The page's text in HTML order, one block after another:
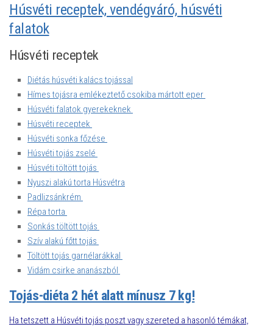
Húsvéti receptek, vendégváró, húsvéti
falatok
Húsvéti receptek
Diétás húsvéti kalács tojással
Hímes tojásra emlékeztető csokiba mártott eper
Húsvéti falatok gyerekeknek
Húsvéti receptek
Húsvéti sonka főzése
Húsvéti tojás zselé
Húsvéti töltött tojás
Nyuszi alakú torta Húsvétra
Padlizsánkrém
Répa torta
Sonkás töltött tojás
Szív alakú főtt tojás
Töltött tojás garnélarákkal
Vidám csirke ananászból
Tojás-diéta 2 hét alatt mínusz 7 kg!
Ha tetszett a Húsvéti tojás poszt vagy szereted a hasonló témákat,